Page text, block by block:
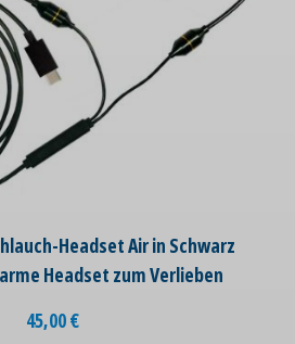
Headset Air in Schwarz
Headset zum Verlieben
45,00€